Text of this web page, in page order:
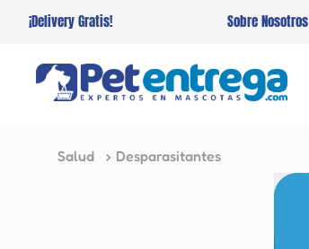
¡Delivery Gratis! Sobre Nosotros
Salud Desparasitantes